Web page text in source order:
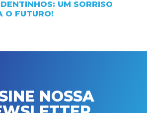
UM SORRISO
O FUTURO!
NOSSA